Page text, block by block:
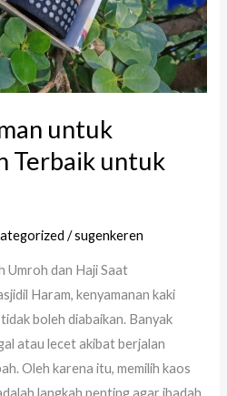
untuk
Terbaik untuk
/sugenkeren
Umroh dan Haji Saat
Haram, kenyamanan kaki
boleh diabaikan. Banyak
atau lecet akibat berjalan
Oleh karena itu, memilih kaos